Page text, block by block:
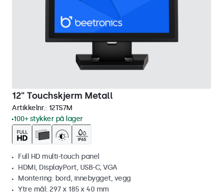
12" Touchskjerm Metall
Artikkelnr.: 12TS7M
100+ stykker på lager
Full HD multi-touch panel
HDMI, DisplayPort, USB-C, VGA
Montering: bord, innebygget, vegg
Ytre mål: 297 x 185 x 40 mm